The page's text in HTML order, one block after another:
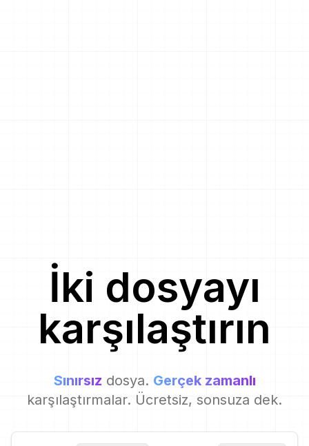
İki dosyayı
karşılaştırın
Sınırsız dosya. Gerçek zamanlı
karşılaştırmalar. Ücretsiz, sonsuza dek.